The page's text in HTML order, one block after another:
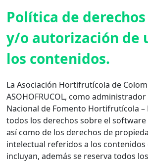
Política de
y/o autorización de
los contenidos.
La Asociación Hortifrutícola de
ASOHOFRUCOL, como
Nacional de Fomento Hortifrutícola –
todos los derechos sobre el software
así como de los derechos de
intelectual referidos a los contenidos
incluyan, además se reserva todos